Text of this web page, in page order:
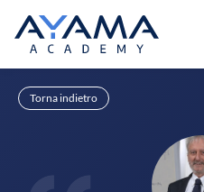
Corsi
Torna indietro